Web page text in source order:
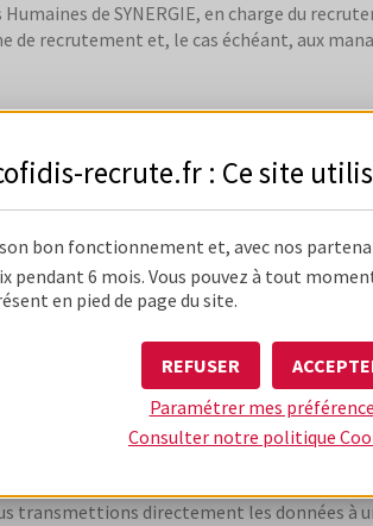
de SYNERGIE, en charge du
recrutement et, le cas échéant, aux
2 ans à compter de la dernière action sur
données sont conservées pendant 2 ans
cadre de votre candidature sont
données vous concernant faisant l'objet
demander à recevoir dans un format
générées par votre activité) si le
transmettions directement les données
recrute.fr : Ce site
bon fonctionnement et, avec nos
pendant 6 mois. Vous pouvez à tout
en pied de page du site.
REFUSER
Paramétrer mes
Consulter notre politique